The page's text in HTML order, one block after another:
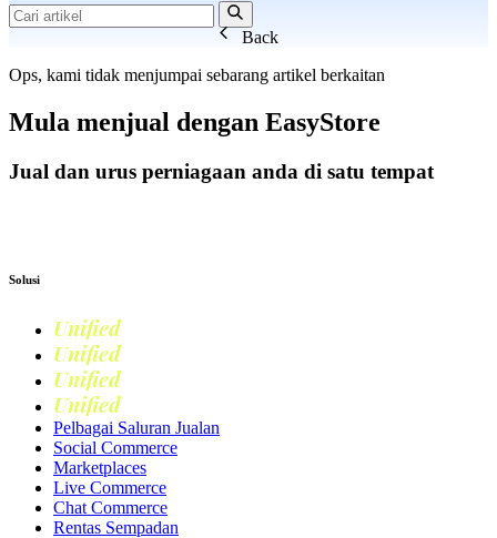
Back
Ops, kami tidak menjumpai sebarang artikel berkaitan
Mula menjual dengan EasyStore
Jual dan urus perniagaan anda di satu tempat
Solusi
Unified
Unified
Unified
Unified
Pelbagai Saluran Jualan
Social Commerce
Marketplaces
Live Commerce
Chat Commerce
Rentas Sempadan